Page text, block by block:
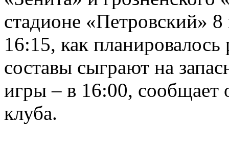
стадионе «Петровский»
16:15, как
составы сыграют на
игры – в 16:00, сообщает
клуба.